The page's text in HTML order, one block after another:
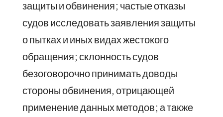
защиты и обвинения; частые отказы
судов исследовать заявления защиты
о пытках и иных видах жестокого
обращения; склонность судов
безоговорочно принимать доводы
стороны обвинения, отрицающей
применение данных методов; а также